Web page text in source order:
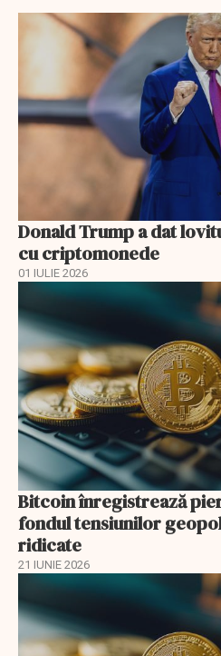
Donald Trump a dat
cu criptomonede
01 IULIE 2026
Bitcoin înregistrează
fondul tensiunilor
ridicate
21 IUNIE 2026